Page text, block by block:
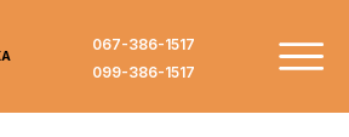
067-386-1517
099-386-1517